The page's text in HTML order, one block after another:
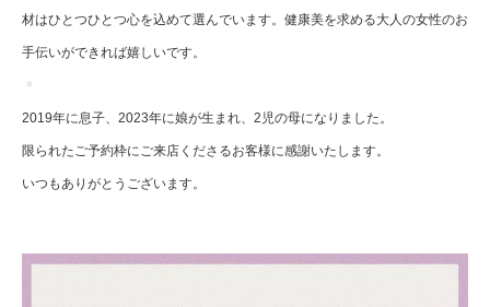
材はひとつひとつ心を込めて選んでいます。健康美を求める大人の女性のお
手伝いができれば嬉しいです。
2019年に息子、2023年に娘が生まれ、2児の母になりました。
限られたご予約枠にご来店くださるお客様に感謝いたします。
いつもありがとうございます。